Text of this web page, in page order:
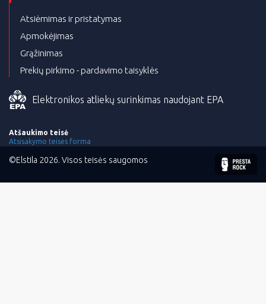
Atsiėmimas ir pristatymas
Apmokėjimas
Grąžinimas
Prekių pirkimo - pardavimo taisyklės
Elektronikos atliekų surinkimas naudojant EPA
Atšaukimo teisė
Atsisakymo teisės forma
©Elstila 2026. Visos teisės saugomos